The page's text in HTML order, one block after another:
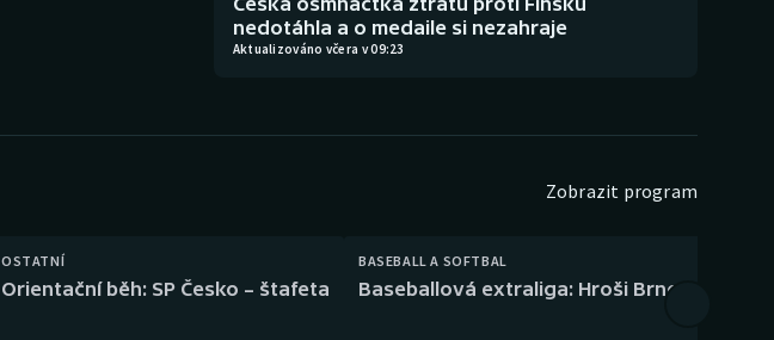
nedotáhla a o medaile si nezahraje
Aktualizováno včera v 09:23
Zobrazit program
OSTATNÍ
Orientační běh: SP Česko – štafeta
BASEBALL A SOFTBAL
Baseballová extraliga: Hroši Brno – Eagles